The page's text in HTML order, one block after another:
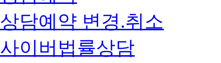
상담예약 변경.취소
사이버법률상담